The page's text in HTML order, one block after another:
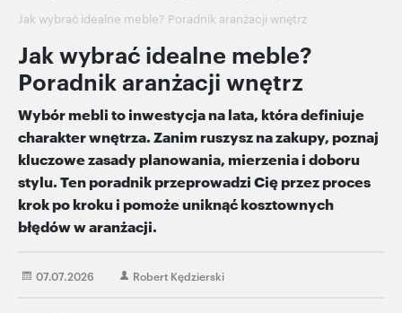
nawigacyjna
Jak wybrać idealne meble? Poradnik aranżacji wnętrz
Jak wybrać idealne meble?
Poradnik aranżacji wnętrz
Wybór mebli to inwestycja na lata, która definiuje
charakter wnętrza. Zanim ruszysz na zakupy, poznaj
kluczowe zasady planowania, mierzenia i doboru
stylu. Ten poradnik przeprowadzi Cię przez proces
krok po kroku i pomoże uniknąć kosztownych
błędów w aranżacji.
07.07.2026 Robert Kędzierski